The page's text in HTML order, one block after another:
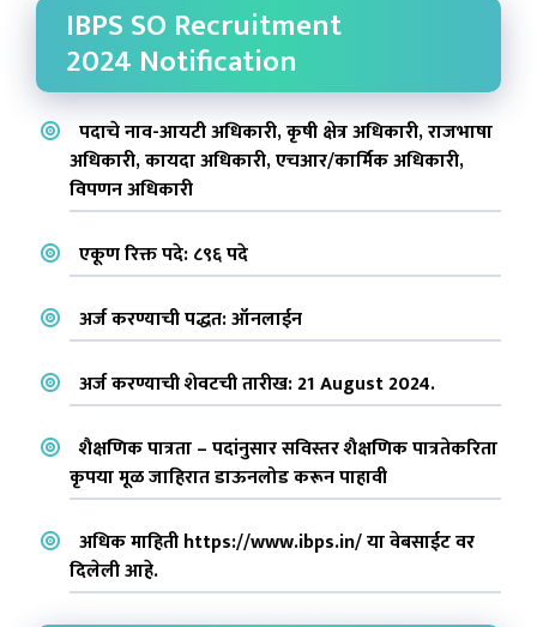
IBPS SO Recruitment
2024 Notification
पदाचे नाव-आयटी अधिकारी, कृषी क्षेत्र अधिकारी, राजभाषा
अधिकारी, कायदा अधिकारी, एचआर/कार्मिक अधिकारी,
विपणन अधिकारी
एकूण रिक्त पदे: ८९६ पदे
अर्ज करण्याची पद्धत: ऑनलाईन
अर्ज करण्याची शेवटची तारीख: 21 August 2024.
शैक्षणिक पात्रता – पदांनुसार सविस्तर शैक्षणिक पात्रतेकरिता
कृपया मूळ जाहिरात डाऊनलोड करून पाहावी
अधिक माहिती https://www.ibps.in/ या वेबसाईट वर
दिलेली आहे.